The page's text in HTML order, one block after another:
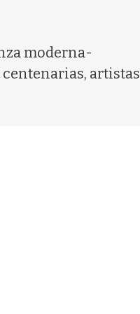
moderna-
artistas